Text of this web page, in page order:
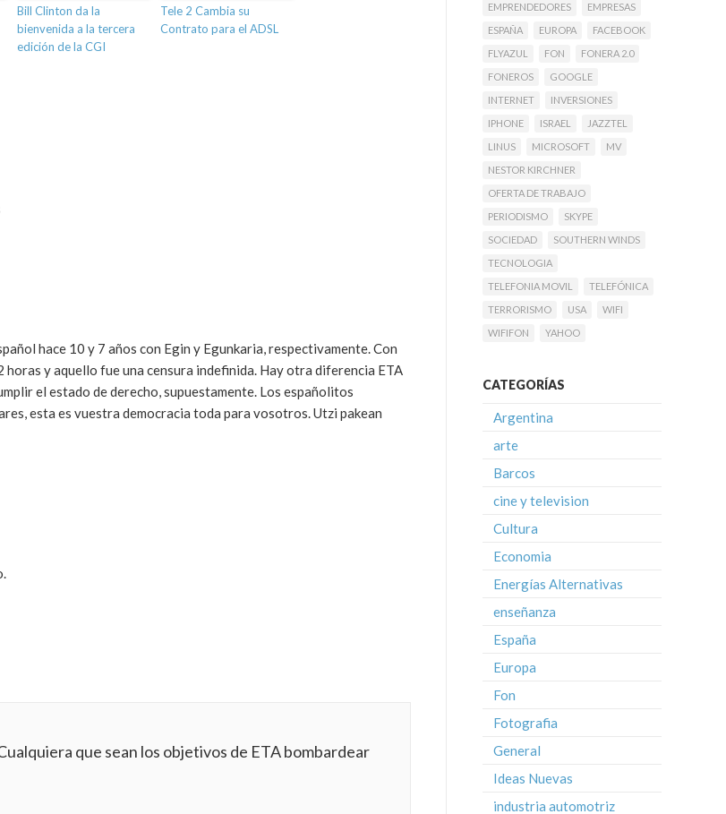
Bill Clinton da la
bienvenida a la tercera
edición de la CGI
Tele 2 Cambia su
Contrato para el ADSL
hace 10 y 7 años con Egin y Egunkaria, respectivamente. Con
y aquello fue una censura indefinida. Hay otra diferencia ETA
el estado de derecho, supuestamente. Los españolitos
esta es vuestra democracia toda para vosotros. Utzi pakean
que sean los objetivos de ETA bombardear
EMPRENDEDORES
EMPRESAS
ESPAÑA
EUROPA
FACEBOOK
FLYAZUL
FON
FONERA 2.0
FONEROS
GOOGLE
INTERNET
INVERSIONES
IPHONE
ISRAEL
JAZZTEL
LINUS
MICROSOFT
MV
NESTOR KIRCHNER
OFERTA DE TRABAJO
PERIODISMO
SKYPE
SOCIEDAD
SOUTHERN WINDS
TECNOLOGIA
TELEFONIA MOVIL
TELEFÓNICA
TERRORISMO
USA
WIFI
WIFIFON
YAHOO
CATEGORÍAS
Argentina
arte
Barcos
cine y television
Cultura
Economia
Energías Alternativas
enseñanza
España
Europa
Fon
Fotografia
General
Ideas Nuevas
industria automotriz